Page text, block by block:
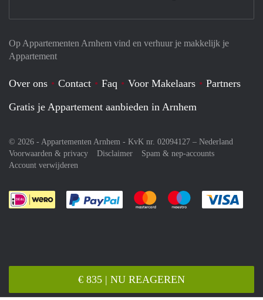
€ 835 | NU REAGEREN
Op Appartementen Arnhem vind en verhuur je makkelijk je
Appartement
Over ons Contact Faq Voor Makelaars
Partners
Gratis je Appartement aanbieden in Arnhem
© 2026 - Appartementen Arnhem - KvK nr. 02094127 – Nederland
Voorwaarden & privacy
Disclaimer
Spam & nep-accounts
Account verwijderen
Je rekent gemakkelijk af met Paypal
Je rekent gemakkelijk af met
Je rekent